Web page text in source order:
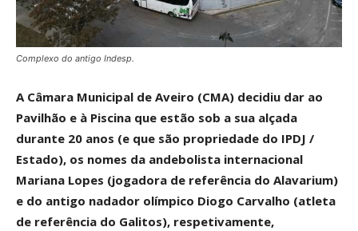
Complexo do antigo Indesp.
A Câmara Municipal de Aveiro (CMA) decidiu dar ao
Pavilhão e à Piscina que estão sob a sua alçada
durante 20 anos (e que são propriedade do IPDJ /
Estado), os nomes da andebolista internacional
Mariana Lopes (jogadora de referência do Alavarium)
e do antigo nadador olímpico Diogo Carvalho (atleta
de referência do Galitos), respetivamente,